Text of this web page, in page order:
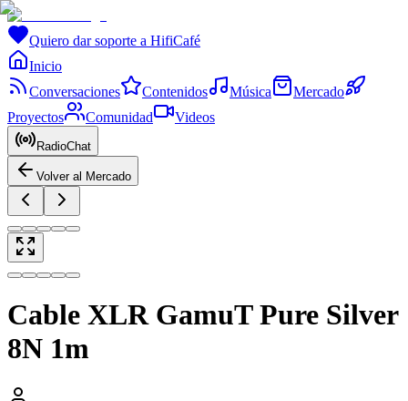
Quiero dar soporte a HifiCafé
Inicio
Conversaciones
Contenidos Música
Mercado
Proyectos
Comunidad Videos
RadioChat
Volver al Mercado
Cable XLR GamuT Pure Silver
8N 1m